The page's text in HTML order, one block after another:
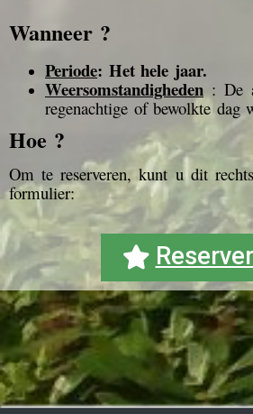
Wanneer ?
Periode: Het hele jaar.
Weersomstandigheden : De
regenachtige of bewolkte dag
Hoe ?
Om te reserveren, kunt u dit
formulier: